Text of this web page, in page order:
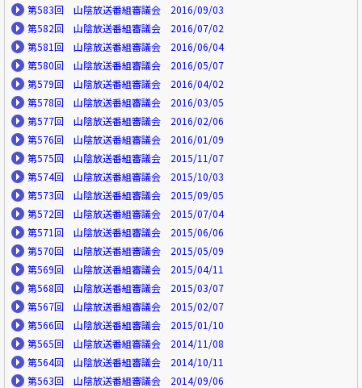
第583回 山陰放送番組審議会 2016/09/03
第582回 山陰放送番組審議会 2016/07/02
第581回 山陰放送番組審議会 2016/06/04
第580回 山陰放送番組審議会 2016/05/07
第579回 山陰放送番組審議会 2016/04/02
第578回 山陰放送番組審議会 2016/03/05
第577回 山陰放送番組審議会 2016/02/06
第576回 山陰放送番組審議会 2016/01/09
第575回 山陰放送番組審議会 2015/11/07
第574回 山陰放送番組審議会 2015/10/03
第573回 山陰放送番組審議会 2015/09/05
第572回 山陰放送番組審議会 2015/07/04
第571回 山陰放送番組審議会 2015/06/06
第570回 山陰放送番組審議会 2015/05/09
第569回 山陰放送番組審議会 2015/04/11
第568回 山陰放送番組審議会 2015/03/07
第567回 山陰放送番組審議会 2015/02/07
第566回 山陰放送番組審議会 2015/01/10
第565回 山陰放送番組審議会 2014/11/08
第564回 山陰放送番組審議会 2014/10/11
第563回 山陰放送番組審議会 2014/09/06